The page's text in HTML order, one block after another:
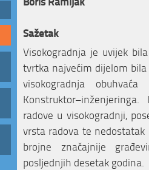
Sažetak
Visokogradnja je uvijek
tvrtka najvećim dijelom
visokogradnja
radove u visokogradnji,
vrsta radova te
brojne značajnije
posljednjih desetak godina.